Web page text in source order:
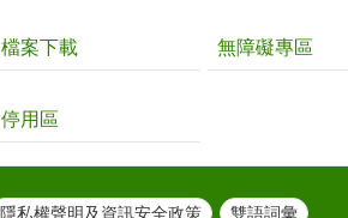
檔案下載 無障礙專區
停用區
隱私權聲明及資訊安全政策 雙語詞彙